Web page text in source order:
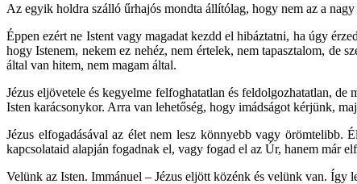
Az egyik holdra szálló űrhajós mondta állítólag, hogy nem az a
Éppen ezért ne Istent vagy magadat kezdd el hibáztatni, ha úgy
hogy Istenem, nekem ez nehéz, nem értelek, nem tapasztalom, de
által van hitem, nem magam által.
Jézus eljövetele és kegyelme felfoghatatlan és feldolgozhatatlan,
Isten karácsonykor. Arra van lehetőség, hogy imádságot kérjünk,
Jézus elfogadásával az élet nem lesz könnyebb vagy örömtelibb.
kapcsolataid alapján fogadnak el, vagy fogad el az Úr, hanem már
Velünk az Isten. Immánuel – Jézus eljött közénk és velünk van. Így